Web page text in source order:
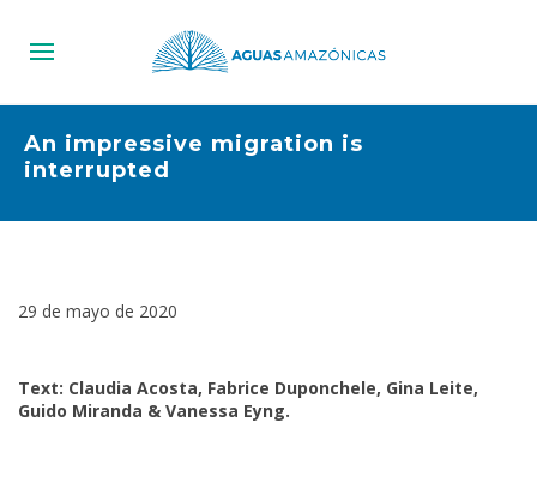
An impressive migration is
interrupted
29 de mayo de 2020
Text: Claudia Acosta, Fabrice Duponchele, Gina Leite,
Guido Miranda & Vanessa Eyng.